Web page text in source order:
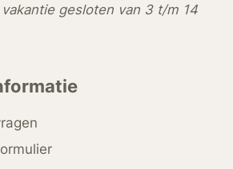
gesloten van 3 t/m 14